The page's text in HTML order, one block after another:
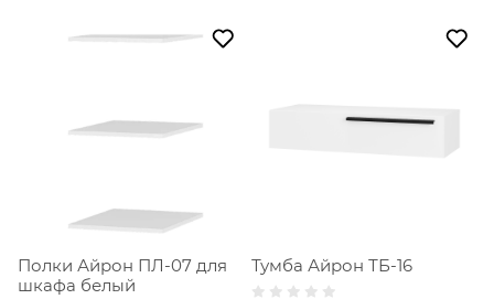
Полки Айрон ПЛ-07 для
шкафа белый
Тумба Айрон ТБ-16